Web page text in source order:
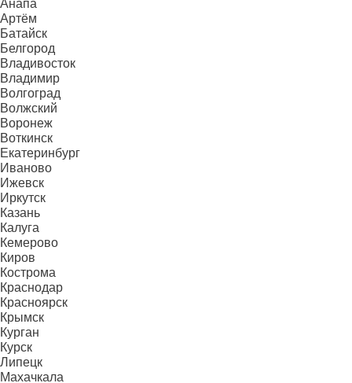
Анапа
Артём
Батайск
Белгород
Владивосток
Владимир
Волгоград
Волжский
Воронеж
Воткинск
Екатеринбург
Иваново
Ижевск
Иркутск
Казань
Калуга
Кемерово
Киров
Кострома
Краснодар
Красноярск
Крымск
Курган
Курск
Липецк
Махачкала